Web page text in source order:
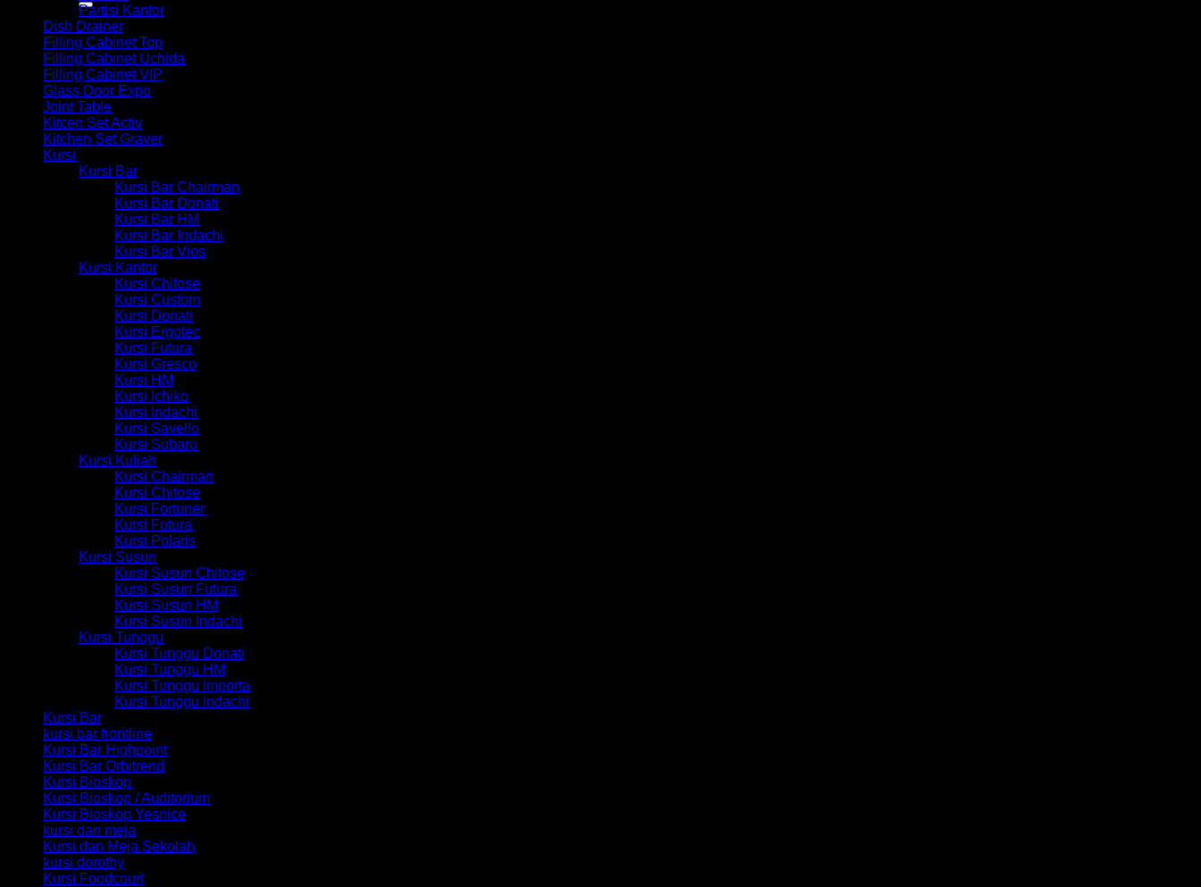
Partisi Kantor
Dish Drainer
Filling Cabinet Top
Filling Cabinet Uchida
Filling Cabinet VIP
Glass Door Expo
Joint Table
Kitcen Set Activ
Kitchen Set Graver
Kursi
Kursi Bar
Kursi Bar Chairman
Kursi Bar Donati
Kursi Bar HM
Kursi Bar Indachi
Kursi Bar Vios
Kursi Kantor
Kursi Chitose
Kursi Custom
Kursi Donati
Kursi Ergotec
Kursi Futura
Kursi Gresco
Kursi HM
Kursi Ichiko
Kursi Indachi
Kursi Savello
Kursi Subaru
Kursi Kuliah
Kursi Chairman
Kursi Chitose
Kursi Fortuner
Kursi Futura
Kursi Polaris
Kursi Susun
Kursi Susun Chitose
Kursi Susun Futura
Kursi Susun HM
Kursi Susun Indachi
Kursi Tunggu
Kursi Tunggu Donati
Kursi Tunggu HM
Kursi Tunggu Importa
Kursi Tunggu Indachi
Kursi Bar
kursi bar frontline
Kursi Bar Highpoint
Kursi Bar Orbitrend
Kursi Bioskop
Kursi Bioskop / Auditorium
Kursi Bioskop Yesnice
kursi dan meja
Kursi dan Meja Sekolah
kursi dorothy
Kursi Foodcourt